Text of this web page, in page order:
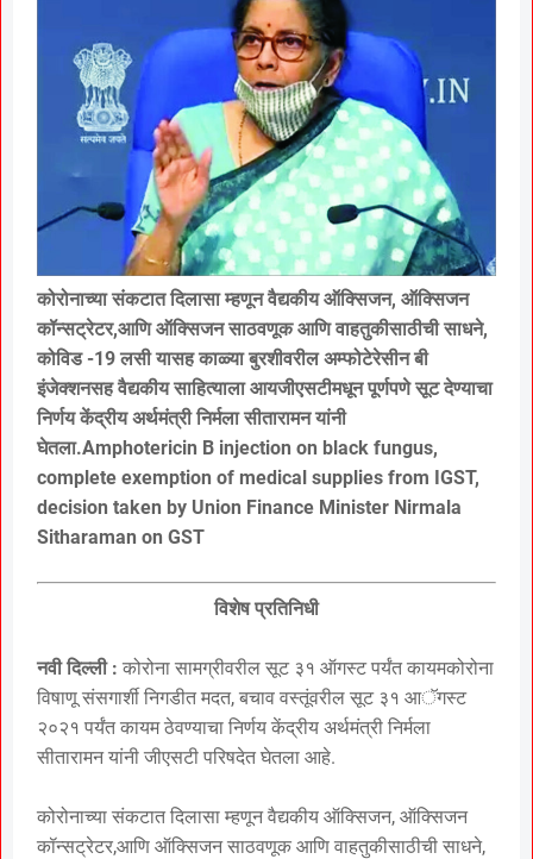
कोरोनाच्या संकटात दिलासा म्हणून वैद्यकीय ऑक्सिजन, ऑक्सिजन
कॉन्सट्रेटर,आणि ऑक्सिजन साठवणूक आणि वाहतुकीसाठीची साधने,
कोविड -19 लसी यासह काळ्या बुरशीवरील अम्फोटेरेसीन बी
इंजेक्शनसह वैद्यकीय साहित्याला आयजीएसटीमधून पूर्णपणे सूट देण्याचा
निर्णय केंद्रीय अर्थमंत्री निर्मला सीतारामन यांनी
घेतला.Amphotericin B injection on black fungus,
complete exemption of medical supplies from IGST,
decision taken by Union Finance Minister Nirmala
Sitharaman on GST
विशेष प्रतिनिधी
नवी दिल्ली : कोरोना सामग्रीवरील सूट ३१ ऑगस्ट पर्यंत कायमकोरोना
विषाणू संसगार्शी निगडीत मदत, बचाव वस्तूंवरील सूट ३१ आॅगस्ट
२०२१ पर्यंत कायम ठेवण्याचा निर्णय केंद्रीय अर्थमंत्री निर्मला
सीतारामन यांनी जीएसटी परिषदेत घेतला आहे.
कोरोनाच्या संकटात दिलासा म्हणून वैद्यकीय ऑक्सिजन, ऑक्सिजन
कॉन्सट्रेटर,आणि ऑक्सिजन साठवणूक आणि वाहतुकीसाठीची साधने,